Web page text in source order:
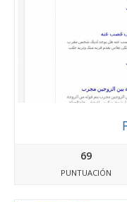
69
PUNTUACIÓN